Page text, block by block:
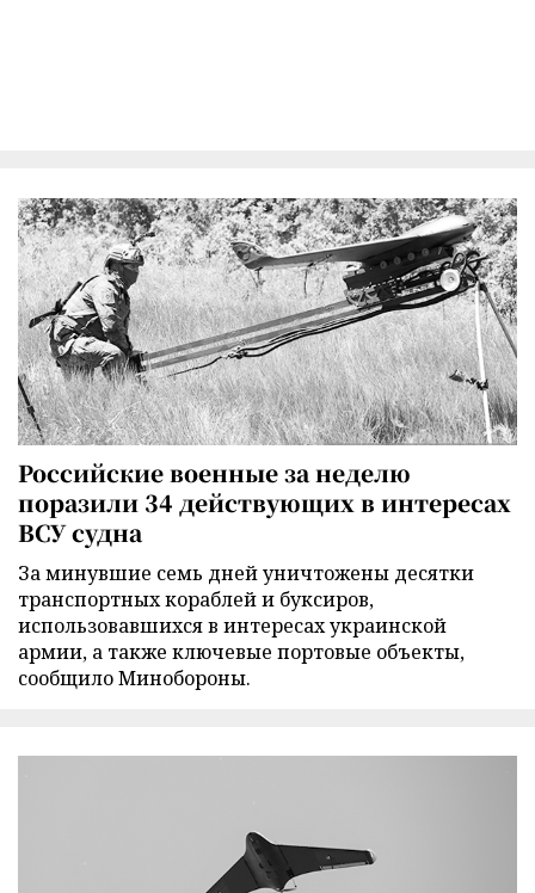
Российские военные за неделю
поразили 34 действующих в интересах
ВСУ судна
За минувшие семь дней уничтожены десятки
транспортных кораблей и буксиров,
использовавшихся в интересах украинской
армии, а также ключевые портовые объекты,
сообщило Минобороны.